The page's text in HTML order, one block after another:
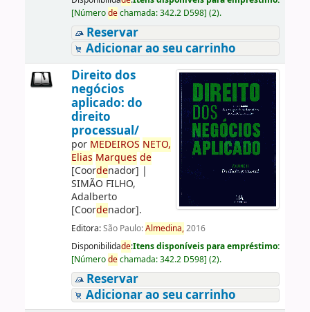
[Númerodechamada:342.2 D598] (2).
Reservar
Adicionar ao seu carrinho
Direito dos
negócios
aplicado: do
direito
processual/
por MEDEIROS NETO,
Elias Marques de
[Coordenador] |
SIMÃO FILHO,
Adalberto
[Coordenador].
Editora:São Paulo:Almedina,2016
Disponibilidade:Itens disponíveis para empréstimo:
[Númerodechamada:342.2 D598] (2).
Reservar
Adicionar ao seu carrinho